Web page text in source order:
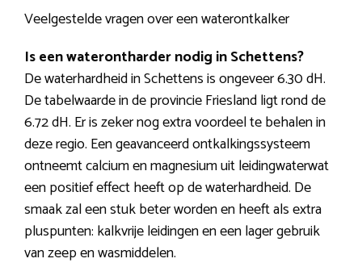
Veelgestelde vragen over een waterontkalker
Is een waterontharder nodig in Schettens?
De waterhardheid in Schettens is ongeveer 6.30 dH.
De tabelwaarde in de provincie Friesland ligt rond de
6.72 dH. Er is zeker nog extra voordeel te behalen in
deze regio. Een geavanceerd ontkalkingssysteem
ontneemt calcium en magnesium uit leidingwaterwat
een positief effect heeft op de waterhardheid. De
smaak zal een stuk beter worden en heeft als extra
pluspunten: kalkvrije leidingen en een lager gebruik
van zeep en wasmiddelen.